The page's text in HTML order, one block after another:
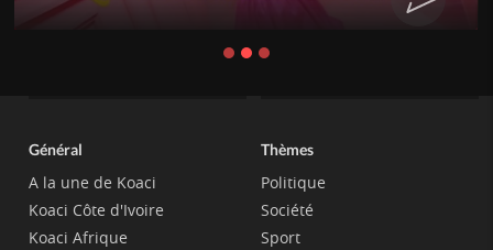
Général
A la une de Koaci
Koaci Côte d'Ivoire
Koaci Afrique
Thèmes
Politique
Société
Sport